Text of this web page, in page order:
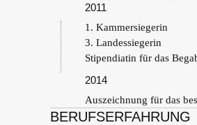
2011
1. Kammersiegerin
3. Landessiegerin
Stipendiatin für das
2014
Auszeichnung für das
BERUFSERFAHRUNG